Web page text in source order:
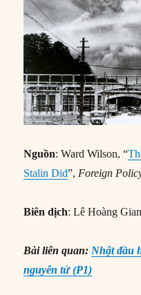
Nguồn: Ward Wilson, “
Stalin Did”, Foreign
Biên dịch: Lê Hoàng
Bài liên quan: Nhật đầu
nguyên tử (P1)